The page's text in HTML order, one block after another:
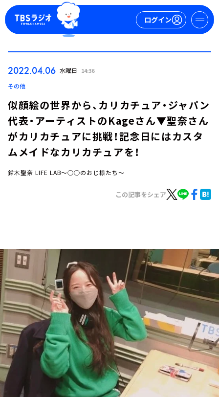
ログイン
今日の番組表
YouTube
会社情報
2022.04.06 水曜日 14:36
その他
似顔絵の世界から、カリカチュア・ジャパン
代表・アーティストのKageさん▼聖奈さん
がカリカチュアに挑戦！記念日にはカスタ
ムメイドなカリカチュアを！
鈴木聖奈 LIFE LAB～○○のおじ様たち～
この記事をシェア